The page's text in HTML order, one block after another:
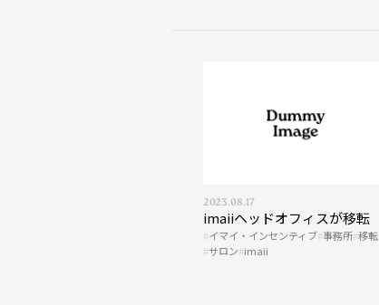
2023.08.17
imaiiヘッドオフィスが移転
イマイ・インセンティブ 事務所 移転
サロン imaii